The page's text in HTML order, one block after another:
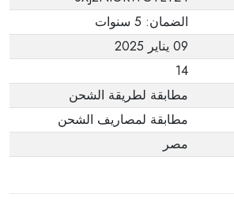
الضمان: 5 سنوات
09 يناير 2025
14
مطابقة لطريقة الشحن
مطابقة لمصاريف الشحن
مصر